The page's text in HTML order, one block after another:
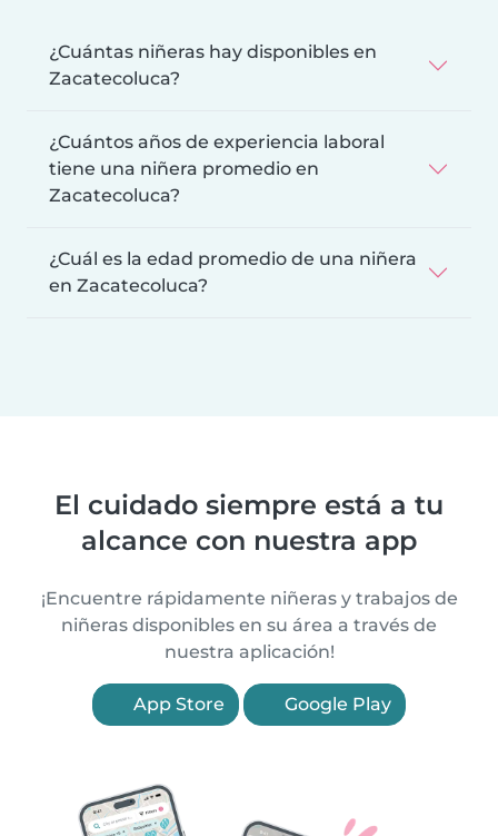
¿Cuántas niñeras hay disponibles en
Zacatecoluca?
¿Cuántos años de experiencia laboral
tiene una niñera promedio en
Zacatecoluca?
¿Cuál es la edad promedio de una niñera
en Zacatecoluca?
El cuidado siempre está a tu
alcance con nuestra app
¡Encuentre rápidamente niñeras y trabajos de
niñeras disponibles en su área a través de
nuestra aplicación!
App Store Google Play